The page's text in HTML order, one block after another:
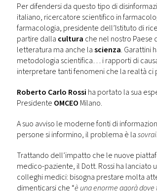
Per difendersi da questo tipo di
italiano, ricercatore scientifico in
farmacologia, presidente dell’Istituto di
partire dalla cultura che nel nostro
letteratura ma anche lascienza. Garattini
metodologia scientifica… i rapporti di
interpretare tanti fenomeni che la realtà
Roberto Carlo Rossi ha portato la sua
Presidente OMCEO Milano.
A suo avviso le moderne fonti di
persone si informino, il problema è la
Trattando dell’impatto che le nuove
medico-paziente, il Dott. Rossi ha lanciato
colleghi medici: bisogna prestare molta
dimenticarsi che “è una enorme agorà